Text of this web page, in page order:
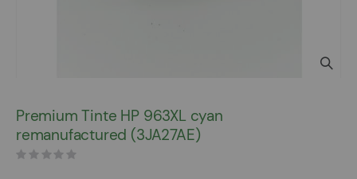
der
Bildergalerie
springen
Premium Tinte HP 963XL cyan
remanufactured (3JA27AE)